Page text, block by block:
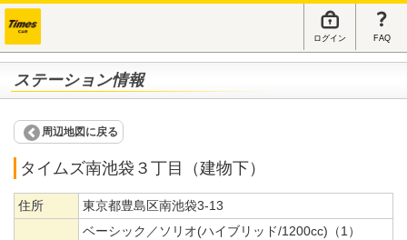
ログイン FAQ
ステーション情報
周辺地図に戻る
タイムズ南池袋３丁目（建物下）
住所 東京都豊島区南池袋3-13
ベーシック／ソリオ(ハイブリッド/1200cc)（1）